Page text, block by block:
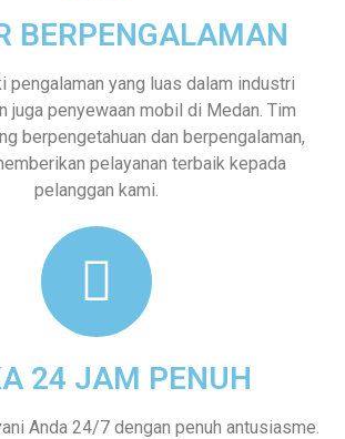
BERPENGALAMAN
pengalaman yang luas dalam industri
juga penyewaan mobil di Medan. Tim
berpengetahuan dan berpengalaman,
pelayanan terbaik kepada
pelanggan kami.
24 JAM PENUH
Anda 24/7 dengan penuh antusiasme.